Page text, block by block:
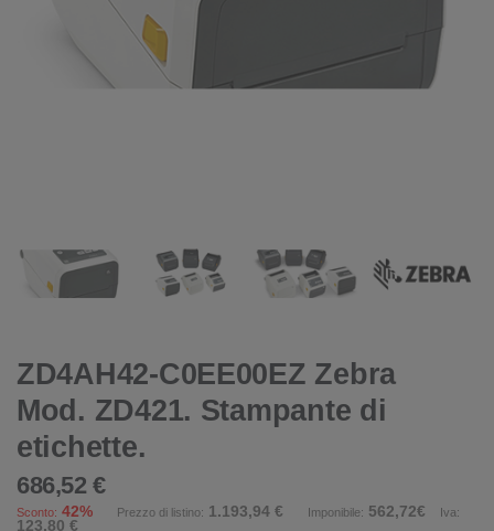
ZD4AH42-C0EE00EZ Zebra
Mod. ZD421. Stampante di
etichette.
686,52 €
Sconto: 42% Prezzo di listino: 1.193,94 € Imponibile: 562,72€ Iva:
123,80 €